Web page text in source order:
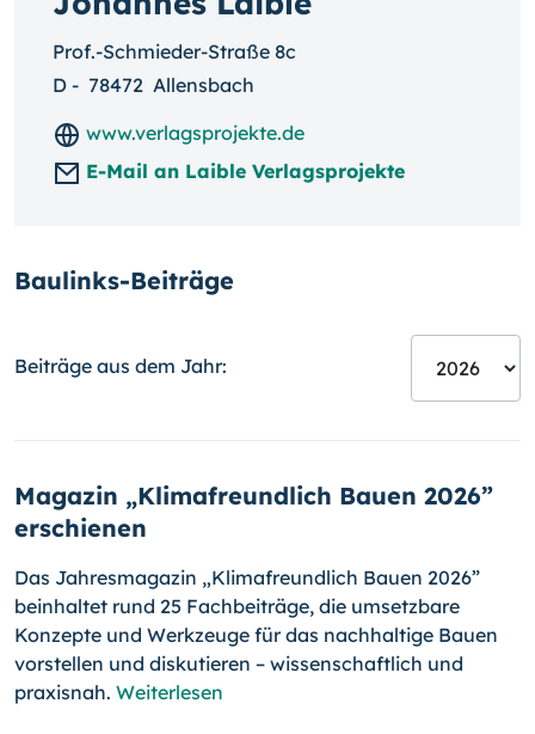
Prof.-Schmieder-Straße 8c
D - 78472 Allensbach
www.verlagsprojekte.de
E-Mail an Laible Verlagsprojekte
Baulinks-Beiträge
Beiträge aus dem Jahr:
Magazin „Klimafreundlich Bauen 2026”
erschienen
Das Jahresmagazin „Klimafreundlich Bauen 2026”
beinhaltet rund 25 Fachbeiträge, die umsetzbare
Konzepte und Werkzeuge für das nachhaltige Bauen
vorstellen und diskutieren – wissenschaftlich und
praxisnah. Weiterlesen